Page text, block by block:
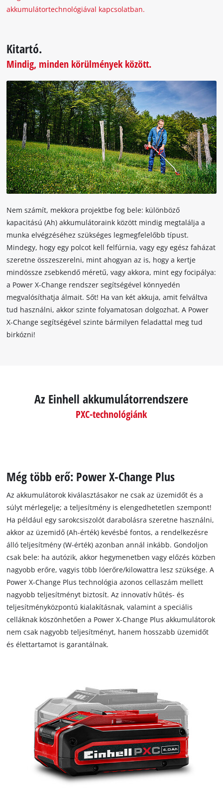
akkumulátortechnológiával kapcsolatban.
Kitartó.
Mindig, minden körülmények között.
Nem számít, mekkora projektbe fog bele: különböző
kapacitású (Ah) akkumulátoraink között mindig megtalálja a
munka elvégzéséhez szükséges legmegfelelőbb típust.
Mindegy, hogy egy polcot kell felfúrnia, vagy egy egész faházat
szeretne összeszerelni, mint ahogyan az is, hogy a kertje
mindössze zsebkendő méretű, vagy akkora, mint egy focipálya:
a Power X-Change rendszer segítségével könnyedén
megvalósíthatja álmait. Sőt! Ha van két akkuja, amit felváltva
tud használni, akkor szinte folyamatosan dolgozhat. A Power
X-Change segítségével szinte bármilyen feladattal meg tud
birkózni!
Az Einhell akkumulátorrendszere
PXC-technológiánk
Még több erő: Power X-Change Plus
Az akkumulátorok kiválasztásakor ne csak az üzemidőt és a
súlyt mérlegelje; a teljesítmény is elengedhetetlen szempont!
Ha például egy sarokcsiszolót darabolásra szeretne használni,
akkor az üzemidő (Ah-érték) kevésbé fontos, a rendelkezésre
álló teljesítmény (W-érték) azonban annál inkább. Gondoljon
csak bele: ha autózik, akkor hegymenetben vagy előzés közben
nagyobb erőre, vagyis több lóerőre/kilowattra lesz szüksége. A
Power X-Change Plus technológia azonos cellaszám mellett
nagyobb teljesítményt biztosít. Az innovatív hűtés- és
teljesítményközpontú kialakításnak, valamint a speciális
celláknak köszönhetően a Power X-Change Plus akkumulátorok
nem csak nagyobb teljesítményt, hanem hosszabb üzemidőt
és élettartamot is garantálnak.